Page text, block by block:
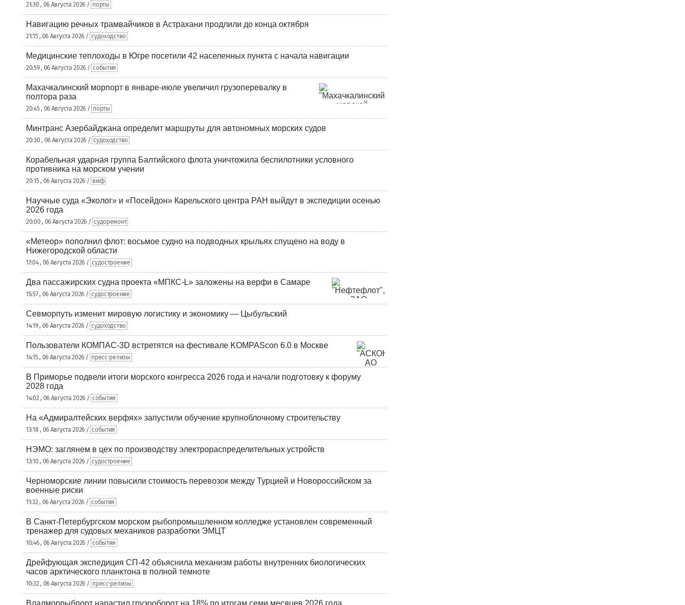
21:30 , 06 Августа 2026 / порты
Навигацию речных трамвайчиков в Астрахани продлили до конца октября
21:15 , 06 Августа 2026 / судоходство
Медицинские теплоходы в Югре посетили 42 населенных пункта с начала навигации
20:59 , 06 Августа 2026 / события
Махачкалинский морпорт в январе-июле увеличил грузоперевалку в
полтора раза
20:45 , 06 Августа 2026 / порты
Минтранс Азербайджана определит маршруты для автономных морских судов
20:30 , 06 Августа 2026 / судоходство
Корабельная ударная группа Балтийского флота уничтожила беспилотники условного
противника на морском учении
20:15 , 06 Августа 2026 / вмф
Научные суда «Эколог» и «Посейдон» Карельского центра РАН выйдут в экспедиции осенью
2026 года
20:00 , 06 Августа 2026 / судоремонт
«Метеор» пополнил флот: восьмое судно на подводных крыльях спущено на воду в
Нижегородской области
17:04 , 06 Августа 2026 / судостроение
Два пассажирских судна проекта «МПКС-L» заложены на верфи в Самаре
15:57 , 06 Августа 2026 / судостроение
Севморпуть изменит мировую логистику и экономику — Цыбульский
14:19 , 06 Августа 2026 / судоходство
Пользователи КОМПАС-3D встретятся на фестивале KOMPAScon 6.0 в Москве
14:15 , 06 Августа 2026 / пресс-релизы
В Приморье подвели итоги морского конгресса 2026 года и начали подготовку к форуму
2028 года
14:02 , 06 Августа 2026 / события
На «Адмиралтейских верфях» запустили обучение крупноблочному строительству
13:18 , 06 Августа 2026 / события
НЭМО: заглянем в цех по производству электрораспределительных устройств
13:10 , 06 Августа 2026 / судостроение
Черноморские линии повысили стоимость перевозок между Турцией и Новороссийском за
военные риски
11:32 , 06 Августа 2026 / события
В Санкт-Петербургском морском рыбопромышленном колледже установлен современный
тренажер для судовых механиков разработки ЭМЦТ
10:46 , 06 Августа 2026 / события
Дрейфующая экспедиция СП-42 объяснила механизм работы внутренних биологических
часов арктического планктона в полной темноте
10:32 , 06 Августа 2026 / пресс-релизы
Владморрыбпорт нарастил грузооборот на 18% по итогам семи месяцев 2026 года